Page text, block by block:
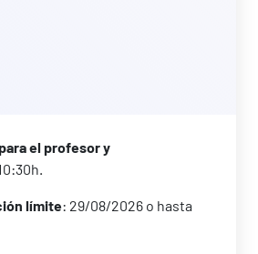
el profesor y
límite: 29/08/2026 o hasta